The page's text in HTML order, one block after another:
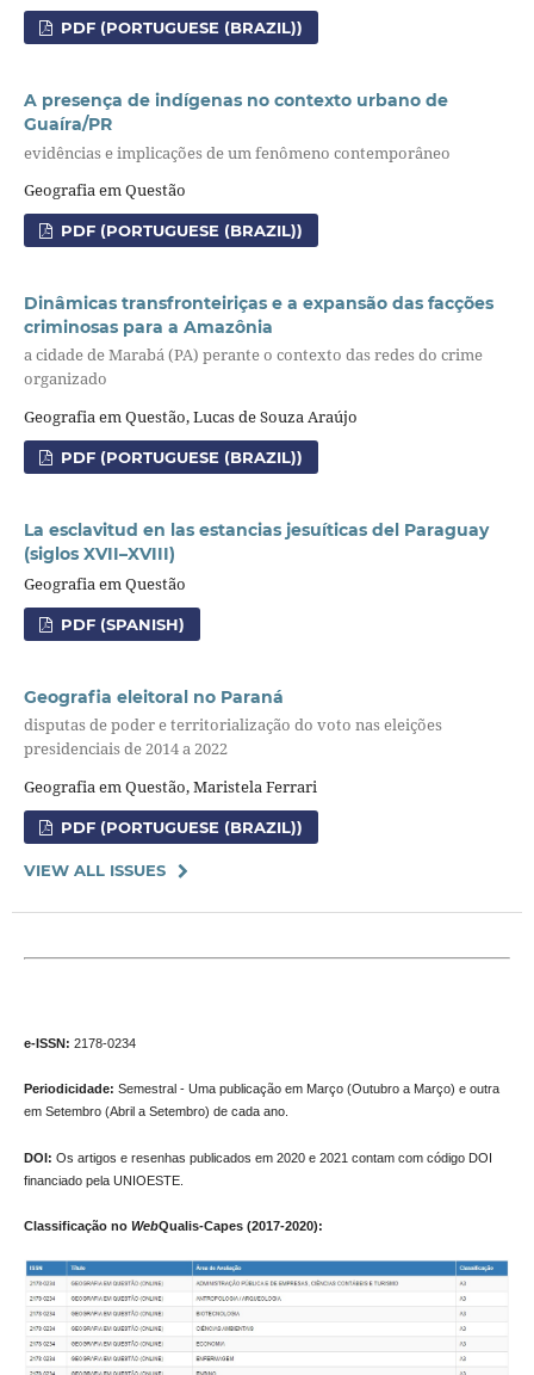
PDF (PORTUGUESE (BRAZIL))
A presença de indígenas no contexto urbano de
Guaíra/PR
evidências e implicações de um fenômeno contemporâneo
Geografia em Questão
PDF (PORTUGUESE (BRAZIL))
Dinâmicas transfronteiriças e a expansão das facções
criminosas para a Amazônia
a cidade de Marabá (PA) perante o contexto das redes do crime
organizado
Geografia em Questão, Lucas de Souza Araújo
PDF (PORTUGUESE (BRAZIL))
La esclavitud en las estancias jesuíticas del Paraguay
(siglos XVII–XVIII)
Geografia em Questão
PDF (SPANISH)
Geografia eleitoral no Paraná
disputas de poder e territorialização do voto nas eleições
presidenciais de 2014 a 2022
Geografia em Questão, Maristela Ferrari
PDF (PORTUGUESE (BRAZIL))
VIEW ALL ISSUES
e-ISSN: 2178-0234
Periodicidade: Semestral - Uma publicação em Março (Outubro a Março) e outra
em Setembro (Abril a Setembro) de cada ano.
DOI: Os artigos e resenhas publicados em 2020 e 2021 contam com código DOI
financiado pela UNIOESTE.
Classificação no WebQualis-Capes (2017-2020):